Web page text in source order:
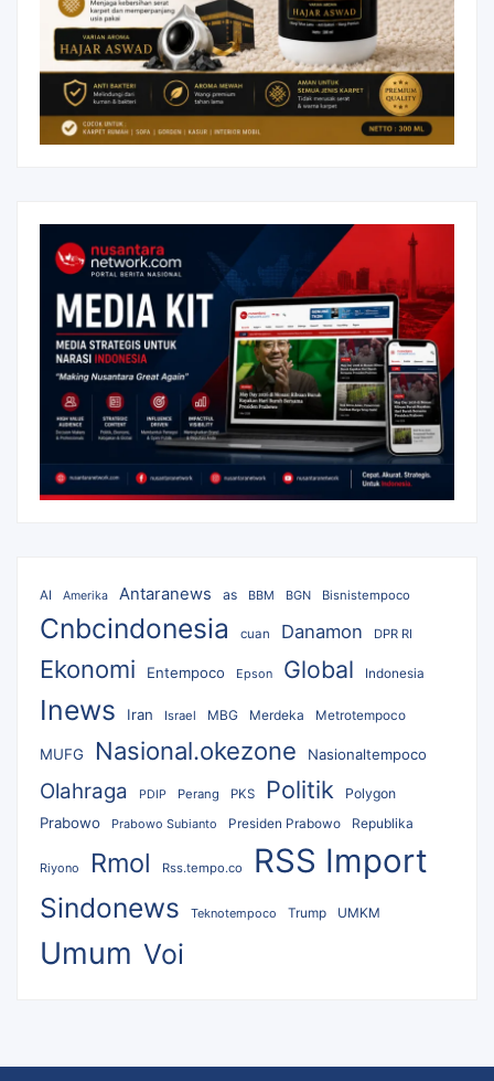
AI Amerika Antaranews as BBM BGN Bisnistempoco
Cnbcindonesia cuan Danamon DPR RI
Ekonomi Entempoco Epson Global Indonesia
Inews Iran Israel MBG Merdeka Metrotempoco
MUFG Nasional.okezone Nasionaltempoco
Olahraga PDIP Perang PKS Politik Polygon
Prabowo Prabowo Subianto Presiden Prabowo Republika
Riyono Rmol Rss.tempo.co RSS Import
Sindonews Teknotempoco Trump UMKM
Umum Voi